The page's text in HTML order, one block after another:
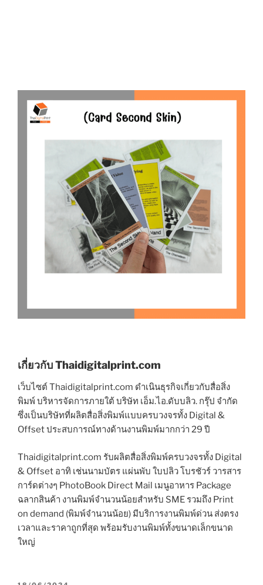
เกี่ยวกับ Thaidigitalprint.com
เว็บไซต์ Thaidigitalprint.com ดำเนินธุรกิจเกี่ยวกับสื่อสิ่ง
พิมพ์ บริหารจัดการภายใต้ บริษัท เอ็ม.ไอ.ดับบลิว. กรุ๊ป จำกัด
ซึ่งเป็นบริษัทที่ผลิตสื่อสิ่งพิมพ์แบบครบวงจรทั้ง Digital &
Offset ประสบการณ์ทางด้านงานพิมพ์มากกว่า 29 ปี
Thaidigitalprint.com รับผลิตสื่อสิ่งพิมพ์ครบวงจรทั้ง Digital
& Offset อาทิ เช่นนามบัตร แผ่นพับ ใบปลิว โบรชัวร์ วารสาร
การ์ดต่างๆ PhotoBook Direct Mail เมนูอาหาร Package
ฉลากสินค้า งานพิมพ์จำนวนน้อยสำหรับ SME รวมถึง Print
on demand (พิมพ์จำนวนน้อย) มีบริการงานพิมพ์ด่วน ส่งตรง
เวลาและราคาถูกที่สุด พร้อมรับงานพิมพ์ทั้งขนาดเล็กขนาด
ใหญ่